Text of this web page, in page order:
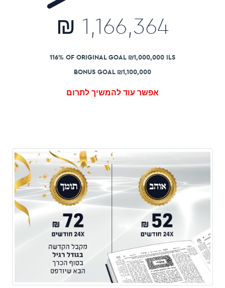
₪ 1,166,364
116% OF ORIGINAL GOAL ₪1,000,000 ILS
BONUS GOAL ₪1,100,000
אפשר עוד להמשיך לתרום